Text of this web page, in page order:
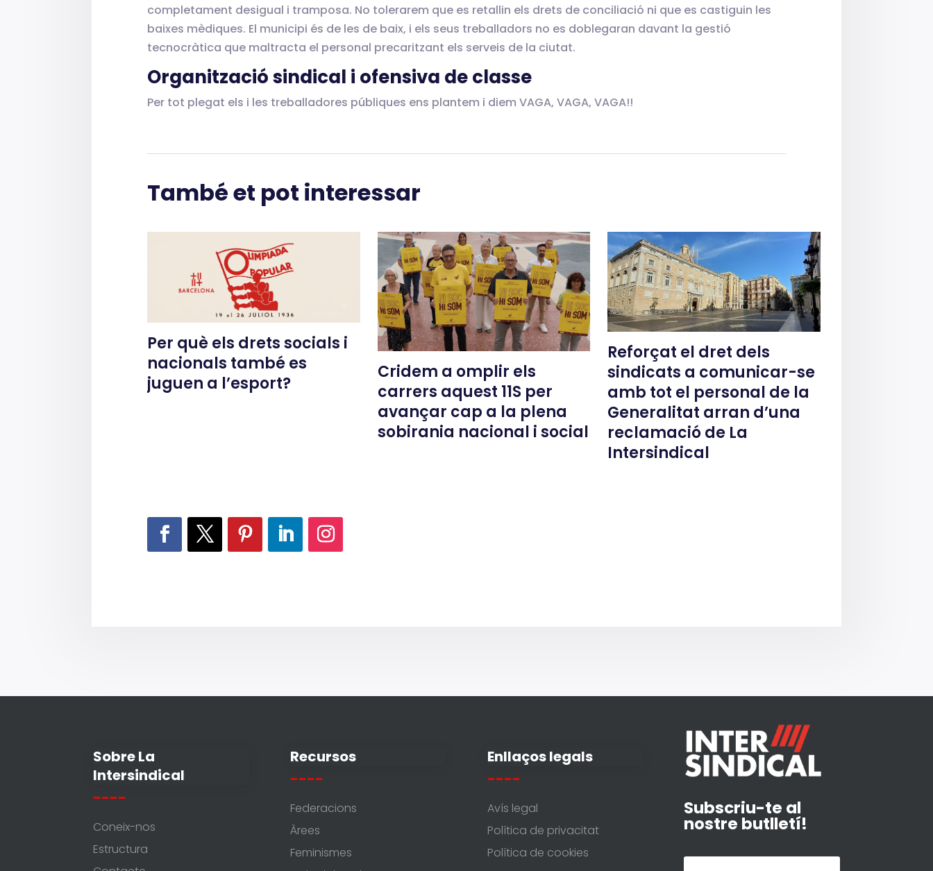
completament desigual i tramposa. No tolerarem que es retallin els drets de conciliació ni que es castiguin les
baixes mèdiques. El municipi és de les de baix, i els seus treballadors no es doblegaran davant la gestió
tecnocràtica que maltracta el personal precaritzant els serveis de la ciutat.
Organització sindical i ofensiva de classe
Per tot plegat els i les treballadores públiques ens plantem i diem VAGA, VAGA, VAGA!!
També et pot interessar
Per què els drets socials i
nacionals també es
juguen a l’esport?
Cridem a omplir els
carrers aquest 11S per
avançar cap a la plena
sobirania nacional i social
Reforçat el dret dels
sindicats a comunicar-se
amb tot el personal de la
Generalitat arran d’una
reclamació de La
Intersindical
Sobre La
Intersindical
----
Coneix-nos
Estructura
Recursos
----
Federacions
Àrees
Feminismes
Enllaços legals
----
Avís legal
Política de privacitat
Política de cookies
Subscriu-te al
nostre butlletí!